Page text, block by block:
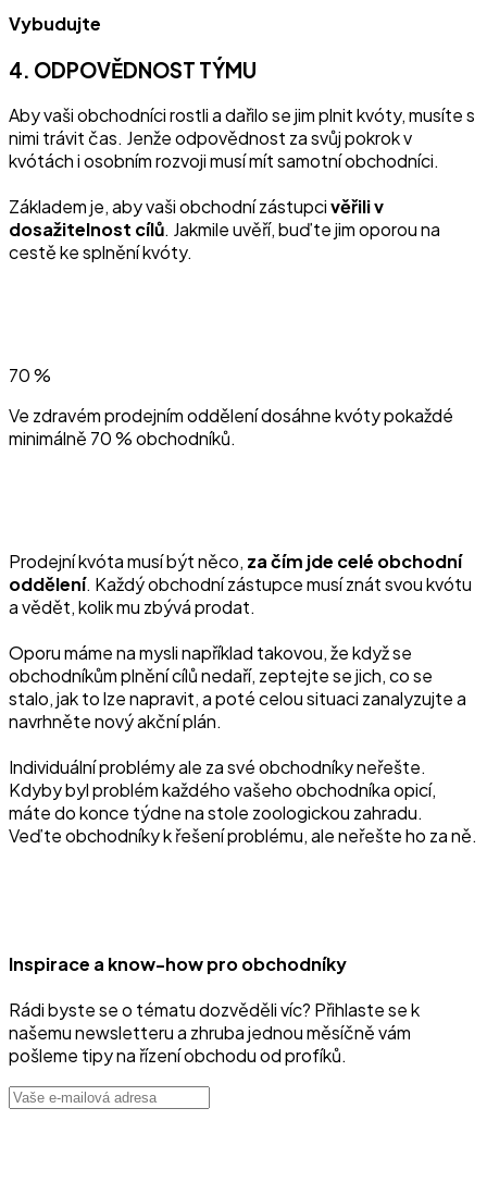
Vybudujte
4. ODPOVĚDNOST TÝMU
Aby vaši obchodníci rostli a dařilo se jim plnit kvóty, musíte s
nimi trávit čas. Jenže odpovědnost za svůj pokrok v
kvótách i osobním rozvoji musí mít samotní obchodníci.
Základem je, aby vaši obchodní zástupcivěřili v
dosažitelnost cílů. Jakmile uvěří, buďte jim oporou na
cestě ke splnění kvóty.
70 %
Ve zdravém prodejním oddělení dosáhne kvóty pokaždé
minimálně 70 % obchodníků.
Prodejní kvóta musí být něco, za čím jde celé obchodní
oddělení. Každý obchodní zástupce musí znát svou kvótu
a vědět, kolik mu zbývá prodat.
Oporu máme na mysli například takovou, že když se
obchodníkům plnění cílů nedaří, zeptejte se jich, co se
stalo, jak to lze napravit, a poté celou situaci zanalyzujte a
navrhněte nový akční plán.
Individuální problémy ale za své obchodníky neřešte.
Kdyby byl problém každého vašeho obchodníka opicí,
máte do konce týdne na stole zoologickou zahradu.
Veďte obchodníky k řešení problému, ale neřešte ho za ně.
Inspirace a know-how pro obchodníky
Rádi byste se o tématu dozvěděli víc? Přihlaste se k
našemu newsletteru a zhruba jednou měsíčně vám
pošleme tipy na řízení obchodu od profíků.